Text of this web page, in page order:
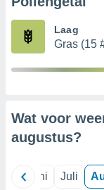
partners Laag
Gras (15
Wat voor
augustus?
Juni Juli